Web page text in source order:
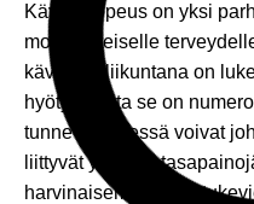
Kävelynopeus on yksi
moniulotteiselle
kävelyllä liikuntana on
hyötyliikunta se on
tunne kävellessä voivat
liittyvät yleensä
harvinaisemmin sen